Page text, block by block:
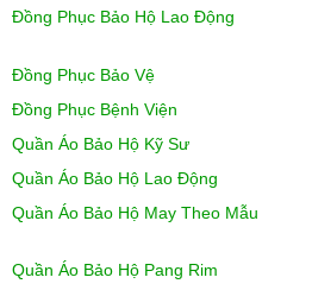
Đồng Phục Bảo Hộ Lao Động
Đồng Phục Bảo Vệ
Đồng Phục Bệnh Viện
Quần Áo Bảo Hộ Kỹ Sư
Quần Áo Bảo Hộ Lao Động
Quần Áo Bảo Hộ May Theo Mẫu
Quần Áo Bảo Hộ Pang Rim